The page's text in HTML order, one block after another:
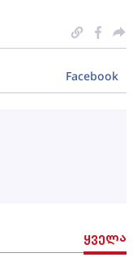
ყველა
Facebook